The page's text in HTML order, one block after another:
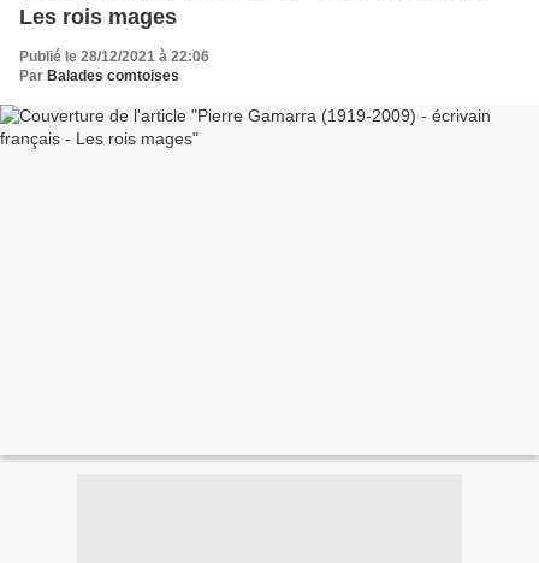
Les rois mages
Publié le 28/12/2021 à 22:06
Par Balades comtoises